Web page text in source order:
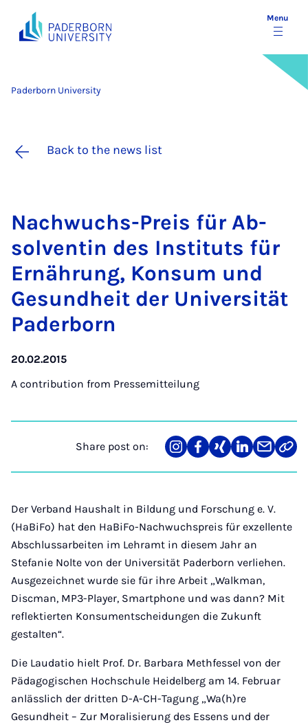
Menu
Paderborn University
Back to the news list
Nachwuchs-Pre­is für Ab­
solventin des In­sti­tuts für
Ernährung, Kon­sum und
Ge­sund­heit der Uni­versität
Pader­born
20.02.2015
A contribution from Pressemitteilung
Share post on:
Share
on
Teilen
auf
Teilen
auf
Teilen
auf
Teilen
über
Mail
Link
Der Verband Haushalt in Bildung und Forschung e. V.
(HaBiFo) hat den HaBiFo-Nachwuchspreis für exzellente
Abschlussarbeiten im Lehramt in diesem Jahr an
Stefanie Nolte von der Universität Paderborn verliehen.
Ausgezeichnet wurde sie für ihre Arbeit „Walkman,
Discman, MP3-Player, Smartphone und was dann? Mit
reflektierten Konsumentscheidungen die Zukunft
gestalten“.
Die Laudatio hielt Prof. Dr. Barbara Methfessel von der
Pädagogischen Hochschule Heidelberg am 14. Februar
anlässlich der dritten D-A-CH-Tagung „Wa(h)re
Gesundheit – Zur Moralisierung des Essens und der